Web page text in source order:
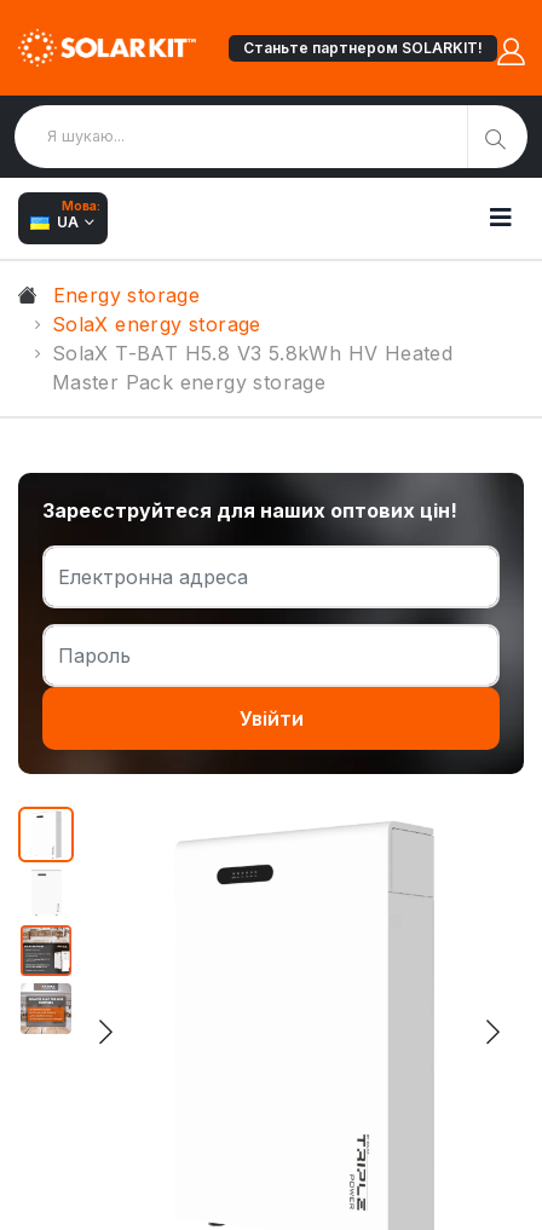
Станьте партнером SOLARKIT!
Мова:
UA
Energy storage
SolaX energy storage
SolaX T-BAT H5.8 V3 5.8kWh HV Heated
Master Pack energy storage
Зареєструйтеся для наших оптових цін!
Увійти